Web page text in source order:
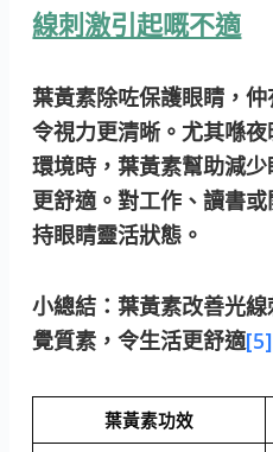
線刺激引起嘅不適
葉黃素除咗保護眼睛，
令視力更清晰。尤其喺
環境時，葉黃素幫助減
更舒適。對工作、讀書
持眼睛靈活狀態。
小總結： 葉黃素改善光
覺質素，令生活更舒適[5]
葉黃素功效